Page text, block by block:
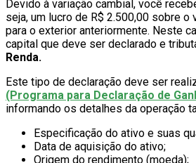
Devido à variação cambial, você
seja, um lucro de R$ 2.500,00 sobre o
para o exterior anteriormente. Neste
capital que deve ser declarado e
Renda.
Este tipo de declaração deve ser
(Programa para Declaração de
informando os detalhes da operação
Especificação do ativo e suas
Data de aquisição do ativo;
Origem do rendimento (moeda);